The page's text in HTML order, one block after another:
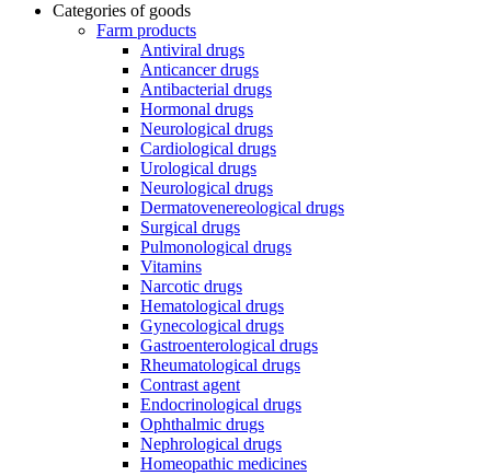
Categories of goods
Farm products
Antiviral drugs
Anticancer drugs
Antibacterial drugs
Hormonal drugs
Neurological drugs
Cardiological drugs
Urological drugs
Neurological drugs
Dermatovenereological drugs
Surgical drugs
Pulmonological drugs
Vitamins
Narcotic drugs
Hematological drugs
Gynecological drugs
Gastroenterological drugs
Rheumatological drugs
Contrast agent
Endocrinological drugs
Ophthalmic drugs
Nephrological drugs
Homeopathic medicines